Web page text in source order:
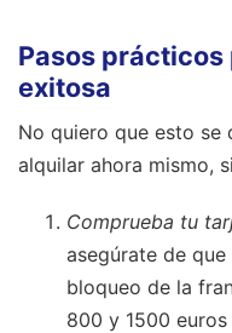
Pasos prácticos
exitosa
No quiero que esto se
alquilar ahora mismo,
Comprueba tu
asegúrate de
bloqueo de la
800 y 1500